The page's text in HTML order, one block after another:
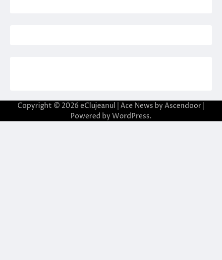
Copyright © 2026 eClujeanul | Ace News by Ascendoor
Powered by WordPress.